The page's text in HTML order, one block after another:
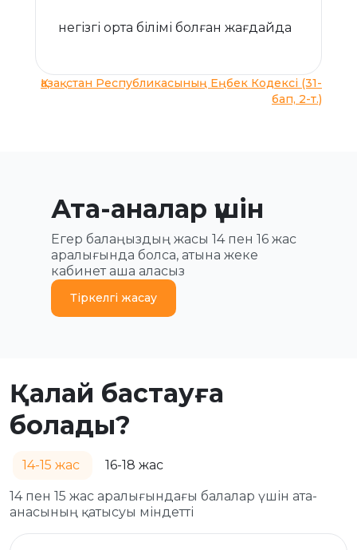
негізгі орта білімі болған жағдайда
Қазақстан Республикасының Еңбек Кодексі (31-
бап, 2-т.)
Ата-аналар үшін
Егер балаңыздың жасы 14 пен 16 жас
аралығында болса, атына жеке
кабинет аша аласыз
Тіркелгі жасау
Қалай бастауға
болады?
14-15 жас 16-18 жас
14 пен 15 жас аралығындағы балалар үшін ата-
анасының қатысуы міндетті